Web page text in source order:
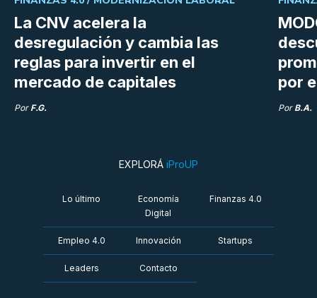
La CNV acelera la
desregulación y cambia las
reglas para invertir en el
mercado de capitales
Por F.G.
por
Por B.A.
EXPLORÁ iProUP
Lo último
Economía
Digital
Finanzas 4.0
Empleo 4.0 Innovación Startups
Leaders Contacto